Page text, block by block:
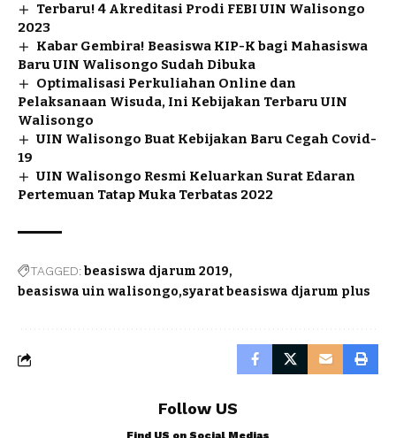
Terbaru! 4 Akreditasi Prodi FEBI UIN Walisongo
2023
Kabar Gembira! Beasiswa KIP-K bagi Mahasiswa
Baru UIN Walisongo Sudah Dibuka
Optimalisasi Perkuliahan Online dan
Pelaksanaan Wisuda, Ini Kebijakan Terbaru UIN
Walisongo
UIN Walisongo Buat Kebijakan Baru Cegah Covid-
19
UIN Walisongo Resmi Keluarkan Surat Edaran
Pertemuan Tatap Muka Terbatas 2022
TAGGED:beasiswa djarum 2019
beasiswa uin walisongo syarat beasiswa djarum plus
Follow US
Find US on Social Medias